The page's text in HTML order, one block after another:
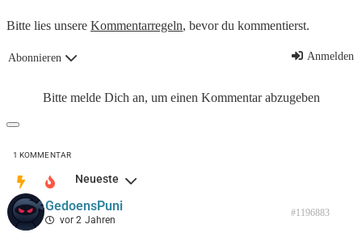
Bitte lies unsere Kommentarregeln, bevor du kommentierst.
Abonnieren Anmelden
Bitte melde Dich an, um einen Kommentar abzugeben
1 KOMMENTAR
Neueste
GedoensPuni
vor 2 Jahren
#1196883